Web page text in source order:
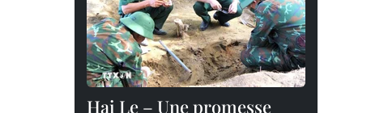
Hai Le – Une promesse